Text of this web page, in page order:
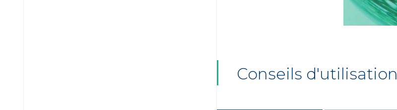
Conseils d'utilisation